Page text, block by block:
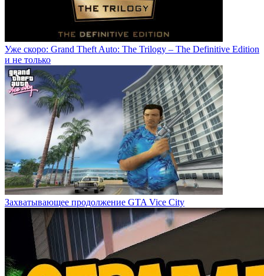
Уже скоро: Grand Theft Auto: The Trilogy – The Definitive Edition
и не только
Захватывающее продолжение GTA Vice City